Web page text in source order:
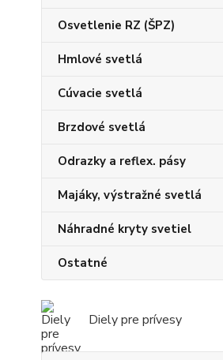
Osvetlenie RZ (ŠPZ)
Hmlové svetlá
Cúvacie svetlá
Brzdové svetlá
Odrazky a reflex. pásy
Majáky, výstražné svetlá
Náhradné kryty svetiel
Ostatné
Diely pre prívesy